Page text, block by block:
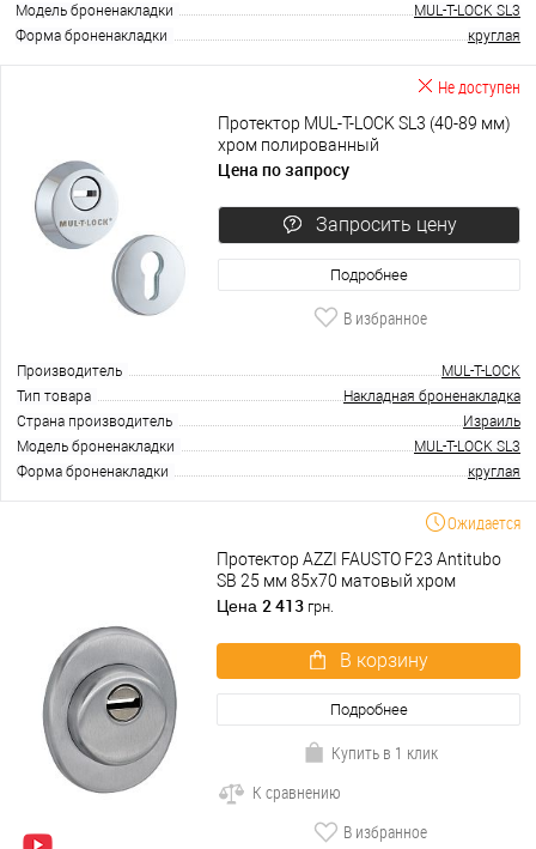
Модель броненакладки
MUL-T-LOCK SL3
Форма броненакладки
круглая
Не доступен
Протектор MUL-T-LOCK SL3 (40-89 мм)
хром полированный
Цена по запросу
Запросить цену
Подробнее
В избранное
Производитель
MUL-T-LOCK
Тип товара
Накладная броненакладка
Страна производитель
Израиль
Модель броненакладки
MUL-T-LOCK SL3
Форма броненакладки
круглая
Ожидается
Протектор AZZI FAUSTO F23 Antitubo
SB 25 мм 85х70 матовый хром
Цена 2 413 грн.
В корзину
Подробнее
Купить в 1 клик
К сравнению
В избранное